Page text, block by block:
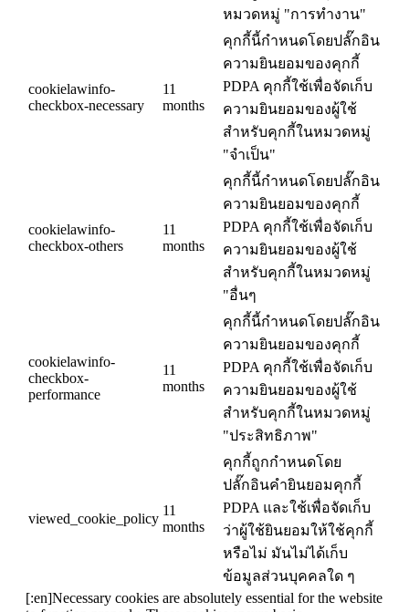
หมวดหมู่ "การทำงาน"
cookielawinfo-
checkbox-necessary
11
months
คุกกี้นี้กำหนดโดยปลั๊กอิน
ความยินยอมของคุกกี้
PDPA คุกกี้ใช้เพื่อจัดเก็บ
ความยินยอมของผู้ใช้
สำหรับคุกกี้ในหมวดหมู่
"จำเป็น"
cookielawinfo-
checkbox-others
11
months
คุกกี้นี้กำหนดโดยปลั๊กอิน
ความยินยอมของคุกกี้
PDPA คุกกี้ใช้เพื่อจัดเก็บ
ความยินยอมของผู้ใช้
สำหรับคุกกี้ในหมวดหมู่
"อื่นๆ
cookielawinfo-
checkbox-
performance
11
months
คุกกี้นี้กำหนดโดยปลั๊กอิน
ความยินยอมของคุกกี้
PDPA คุกกี้ใช้เพื่อจัดเก็บ
ความยินยอมของผู้ใช้
สำหรับคุกกี้ในหมวดหมู่
"ประสิทธิภาพ"
viewed_cookie_policy
11
months
คุกกี้ถูกกำหนดโดย
ปลั๊กอินคำยินยอมคุกกี้
PDPA และใช้เพื่อจัดเก็บ
ว่าผู้ใช้ยินยอมให้ใช้คุกกี้
หรือไม่ มันไม่ได้เก็บ
ข้อมูลส่วนบุคคลใด ๆ
[:en]Necessary cookies are absolutely essential for the website